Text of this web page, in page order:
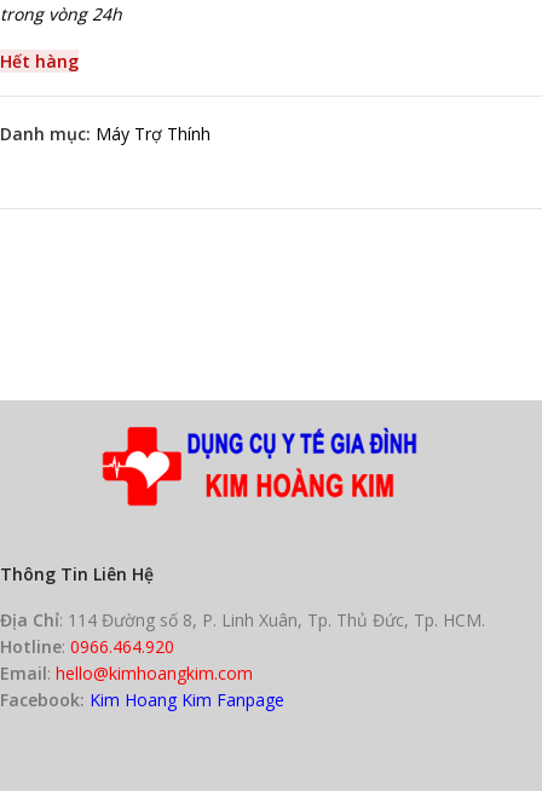
trong vòng 24h
Hết hàng
Danh mục: Máy Trợ Thính
Thông Tin Liên Hệ
Địa Chỉ: 114 Đường số 8, P. Linh Xuân, Tp. Thủ Đức, Tp. HCM.
Hotline: 0966.464.920
Email: hello@kimhoangkim.com
Facebook: Kim Hoang Kim Fanpage